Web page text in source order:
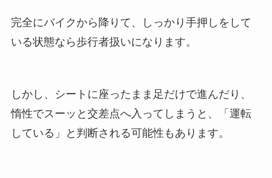
完全にバイクから降りて、しっかり手押しをして
いる状態なら歩行者扱いになります。
しかし、シートに座ったまま足だけで進んだり、
惰性でスーッと交差点へ入ってしまうと、「運転
している」と判断される可能性もあります。